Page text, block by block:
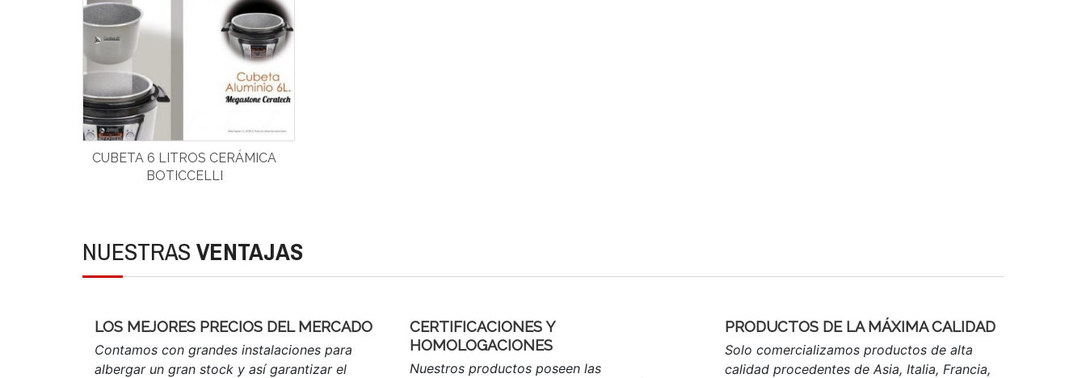
CUBETA 6 LITROS CERÁMICA
BOTICCELLI
NUESTRAS VENTAJAS
LOS MEJORES PRECIOS DEL MERCADO
Contamos con grandes instalaciones para
albergar un gran stock y así garantizar el
CERTIFICACIONES Y
HOMOLOGACIONES
Nuestros productos poseen las
PRODUCTOS DE LA MÁXIMA CALIDAD
Solo comercializamos productos de alta
calidad procedentes de Asia, Italia, Francia,